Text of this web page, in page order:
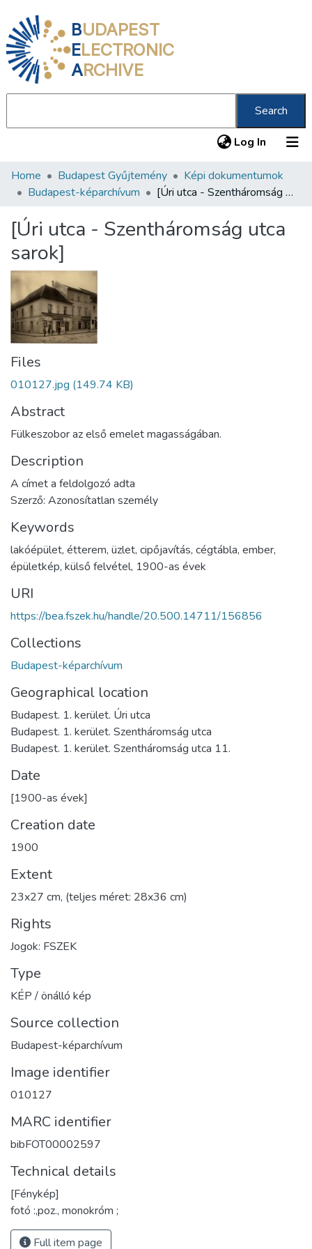
BUDAPEST
ELECTRONIC
ARCHIVE
Search
Log In (current)
Communities & Collections
Statistics
About us
Home Budapest Gyűjtemény
Képi dokumentumok
Budapest-képarchívum
[Úri utca - Szentháromság utca sarok]
[Úri utca - Szentháromság utca
sarok]
Files
010127.jpg (149.74 KB)
Abstract
Fülkeszobor az első emelet magasságában.
Description
A címet a feldolgozó adta
Szerző: Azonosítatlan személy
Keywords
lakóépület, étterem, üzlet, cipőjavítás, cégtábla, ember,
épületkép, külső felvétel, 1900-as évek
URI
https://bea.fszek.hu/handle/20.500.14711/156856
Collections
Budapest-képarchívum
Geographical location
Budapest. 1. kerület. Úri utca
Budapest. 1. kerület. Szentháromság utca
Budapest. 1. kerület. Szentháromság utca 11.
Date
[1900-as évek]
Creation date
1900
Extent
23x27 cm, (teljes méret: 28x36 cm)
Rights
Jogok: FSZEK
Type
KÉP / önálló kép
Source collection
Budapest-képarchívum
Image identifier
010127
MARC identifier
bibFOT00002597
Technical details
[Fénykép]
fotó :,poz., monokróm ;
Full item page